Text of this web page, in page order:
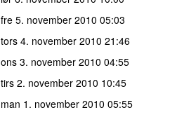
fre 5. november 2010 05:03
tors 4. november 2010 21:46
ons 3. november 2010 04:55
tirs 2. november 2010 10:45
man 1. november 2010 05:55